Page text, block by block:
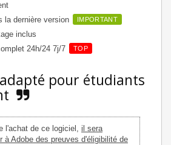
la dernière version
IMPORTANT
inclus
24h/24 7j/7
TOP
pour étudiants
l'achat de ce logiciel, il sera
à Adobe des preuves d'éligibilité de